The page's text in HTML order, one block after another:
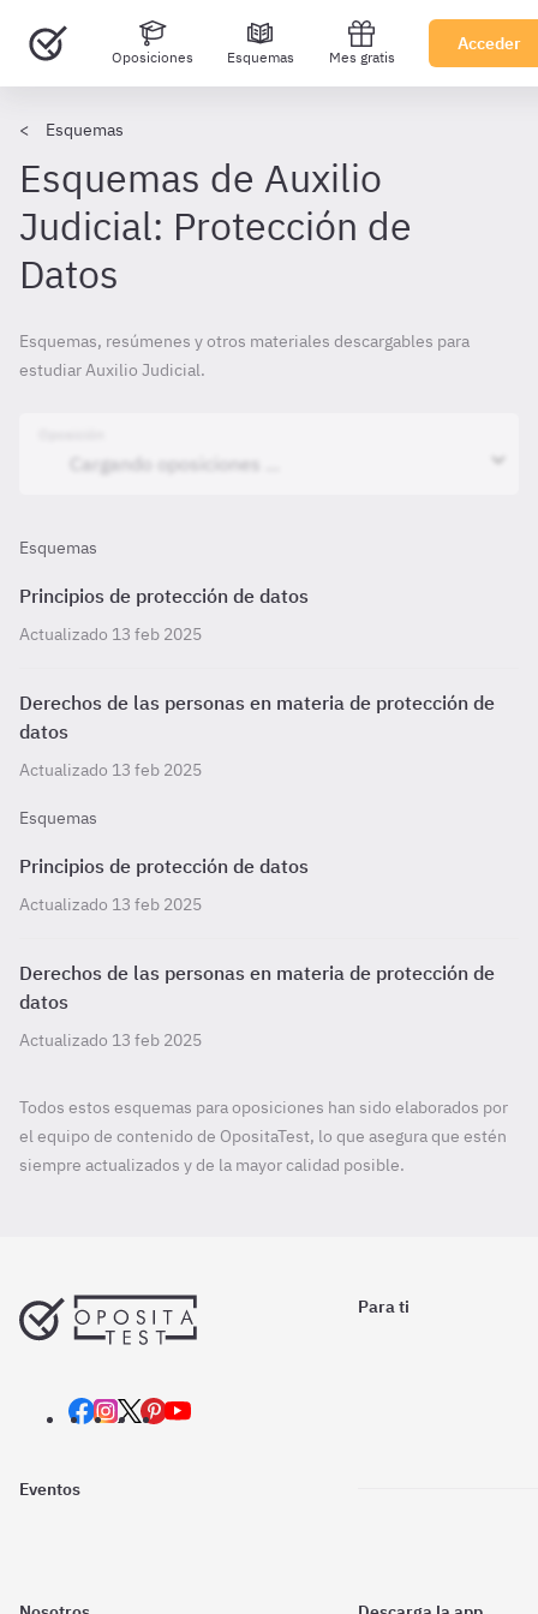
Oposiciones Esquemas Mes gratis
Acceder
Esquemas
Esquemas de Auxilio
Judicial: Protección de
Datos
Esquemas, resúmenes y otros materiales descargables para
estudiar Auxilio Judicial.
Esquemas
Principios de protección de datos
Actualizado 13 feb 2025
Derechos de las personas en materia de protección de
datos
Actualizado 13 feb 2025
Esquemas
Principios de protección de datos
Actualizado 13 feb 2025
Derechos de las personas en materia de protección de
datos
Actualizado 13 feb 2025
Todos estos esquemas para oposiciones han sido elaborados por
el equipo de contenido de OpositaTest, lo que asegura que estén
siempre actualizados y de la mayor calidad posible.
Para ti
Eventos